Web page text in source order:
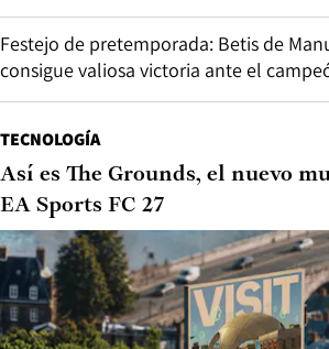
Festejo de pretemporada: Betis de
consigue valiosa victoria ante el
TECNOLOGÍA
Así es The Grounds, el nuevo
EA Sports FC 27